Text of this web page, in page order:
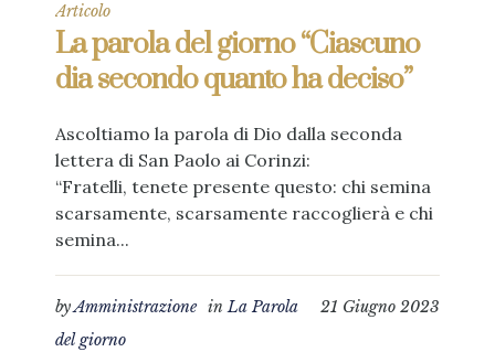
Articolo
La parola del giorno “Ciascuno
dia secondo quanto ha deciso”
Ascoltiamo la parola di Dio dalla seconda
lettera di San Paolo ai Corinzi:
“Fratelli, tenete presente questo: chi semina
scarsamente, scarsamente raccoglierà e chi
semina...
21 Giugno 2023
byAmministrazione inLa Parola
del giorno